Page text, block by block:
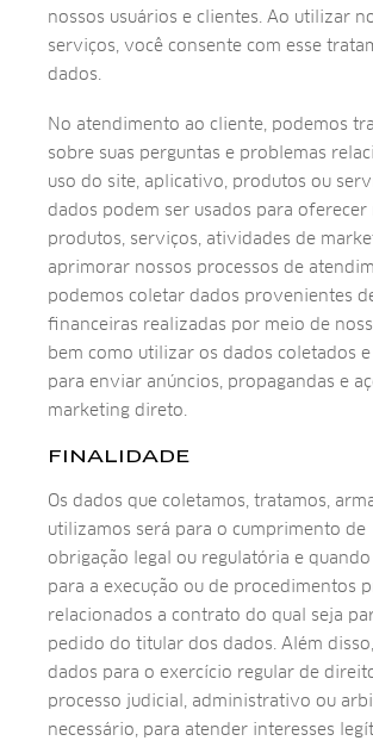
nossos usuários e clientes. Ao utilizar
serviços, você consente com esse
dados.
No atendimento ao cliente, podemos
sobre suas perguntas e problemas
uso do site, aplicativo, produtos ou
dados podem ser usados para oferecer
produtos, serviços, atividades de
aprimorar nossos processos de
podemos coletar dados provenientes
financeiras realizadas por meio de
bem como utilizar os dados coletados
para enviar anúncios, propagandas e
marketing direto.
FINALIDADE
Os dados que coletamos, tratamos,
utilizamos será para o cumprimento de
obrigação legal ou regulatória e
para a execução ou de procedimentos
relacionados a contrato do qual seja
pedido do titular dos dados. Além
dados para o exercício regular de
processo judicial, administrativo ou
necessário, para atender interesses